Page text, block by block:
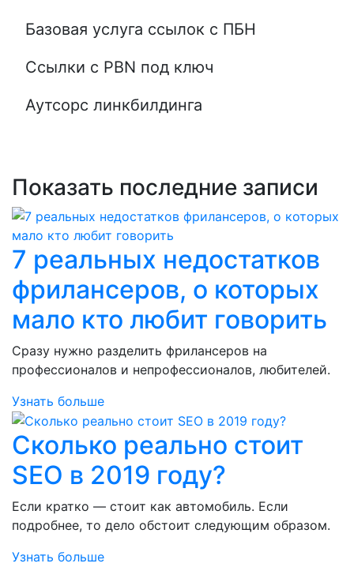
Базовая услуга ссылок с ПБН
Ссылки с PBN под ключ
Аутсорс линкбилдинга
Показать последние записи
7 реальных недостатков
фрилансеров, о которых
мало кто любит говорить
Сразу нужно разделить фрилансеров на
профессионалов и непрофессионалов, любителей.
Узнать больше
Сколько реально стоит
SEO в 2019 году?
Если кратко — стоит как автомобиль. Если
подробнее, то дело обстоит следующим образом.
Узнать больше